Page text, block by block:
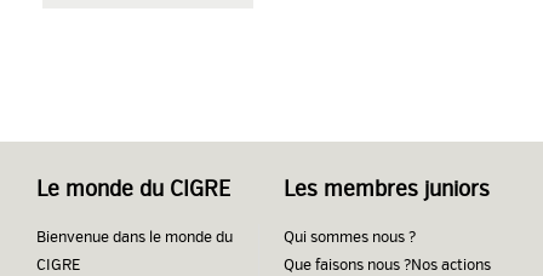
Le monde du CIGRE
Bienvenue dans le monde du
CIGRE
Les membres juniors
Qui sommes nous ?
Que faisons nous ?Nos actions